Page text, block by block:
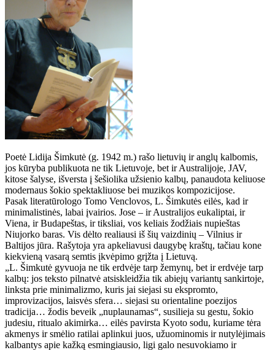
Poetė Lidija Šimkutė (g. 1942 m.) rašo lietuvių ir anglų kalbomis,
jos kūryba publikuota ne tik Lietuvoje, bet ir Australijoje, JAV,
kitose šalyse, išversta į šešiolika užsienio kalbų, panaudota keliuose
modernaus šokio spektakliuose bei muzikos kompozicijose.
Pasak literatūrologo Tomo Venclovos, L. Šimkutės eilės, kad ir
minimalistinės, labai įvairios. Jose – ir Australijos eukaliptai, ir
Viena, ir Budapeštas, ir tiksliai, vos keliais žodžiais nupieštas
Niujorko baras. Vis dėlto realiausi iš šių vaizdinių – Vilnius ir
Baltijos jūra. Rašytoja yra apkeliavusi daugybę kraštų, tačiau kone
kiekvieną vasarą semtis įkvėpimo grįžta į Lietuvą.
„L. Šimkutė gyvuoja ne tik erdvėje tarp žemynų, bet ir erdvėje tarp
kalbų: jos teksto pilnatvė atsiskleidžia tik abiejų variantų sankirtoje,
linksta prie minimalizmo, kuris jai siejasi su ekspromto,
improvizacijos, laisvės sfera… siejasi su orientaline poezijos
tradicija… žodis beveik „nuplaunamas“, susilieja su gestu, šokio
judesiu, ritualo akimirka… eilės pavirsta Kyoto sodu, kuriame tėra
akmenys ir smėlio ratilai aplinkui juos, užuominomis ir nutylėjimais
kalbantys apie kažką esmingiausio, ligi galo nesuvokiamo ir